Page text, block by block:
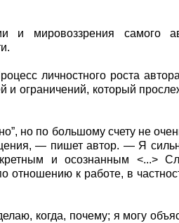
и мировоззрения самого
личностного роста
и ограничений, который
но по большому счету не
— пишет автор. — Я
и осознанным <...>
отношению к работе, в
когда, почему; я могу